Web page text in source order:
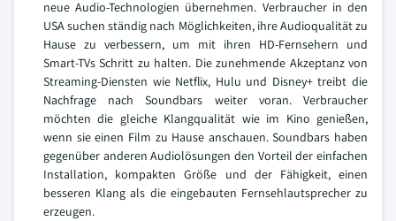
neue Audio-Technologien übernehmen. Verbraucher in den
USA suchen ständig nach Möglichkeiten, ihre Audioqualität zu
Hause zu verbessern, um mit ihren HD-Fernsehern und
Smart-TVs Schritt zu halten. Die zunehmende Akzeptanz von
Streaming-Diensten wie Netflix, Hulu und Disney+ treibt die
Nachfrage nach Soundbars weiter voran. Verbraucher
möchten die gleiche Klangqualität wie im Kino genießen,
wenn sie einen Film zu Hause anschauen. Soundbars haben
gegenüber anderen Audiolösungen den Vorteil der einfachen
Installation, kompakten Größe und der Fähigkeit, einen
besseren Klang als die eingebauten Fernsehlautsprecher zu
erzeugen.